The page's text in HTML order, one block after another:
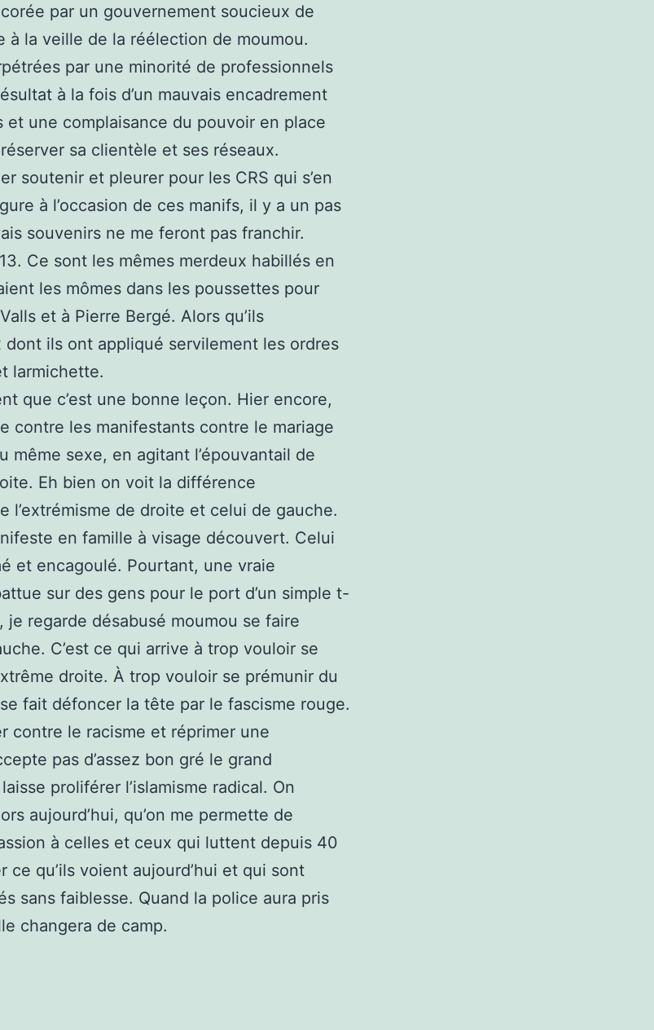
par un gouvernement soucieux de
à la veille de la réélection de moumou.
par une minorité de professionnels
à la fois d’un mauvais encadrement
et une complaisance du pouvoir en place
sa clientèle et ses réseaux.
soutenir et pleurer pour les CRS qui s’en
à l’occasion de ces manifs, il y a un pas
souvenirs ne me feront pas franchir.
Ce sont les mêmes merdeux habillés en
les mômes dans les poussettes pour
et à Pierre Bergé. Alors qu’ils
dont ils ont appliqué servilement les ordres
larmichette.
que c’est une bonne leçon. Hier encore,
contre les manifestants contre le mariage
même sexe, en agitant l’épouvantail de
Eh bien on voit la différence
l’extrémisme de droite et celui de gauche.
en famille à visage découvert. Celui
et encagoulé. Pourtant, une vraie
sur des gens pour le port d’un simple t-
je regarde désabusé moumou se faire
C’est ce qui arrive à trop vouloir se
droite. À trop vouloir se prémunir du
fait défoncer la tête par le fascisme rouge.
contre le racisme et réprimer une
pas d’assez bon gré le grand
proliférer l’islamisme radical. On
aujourd’hui, qu’on me permette de
à celles et ceux qui luttent depuis 40
ce qu’ils voient aujourd’hui et qui sont
sans faiblesse. Quand la police aura pris
changera de camp.